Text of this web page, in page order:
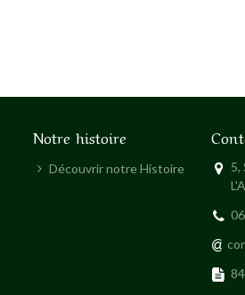
Notre histoire
Découvrir notre Histoire
5,